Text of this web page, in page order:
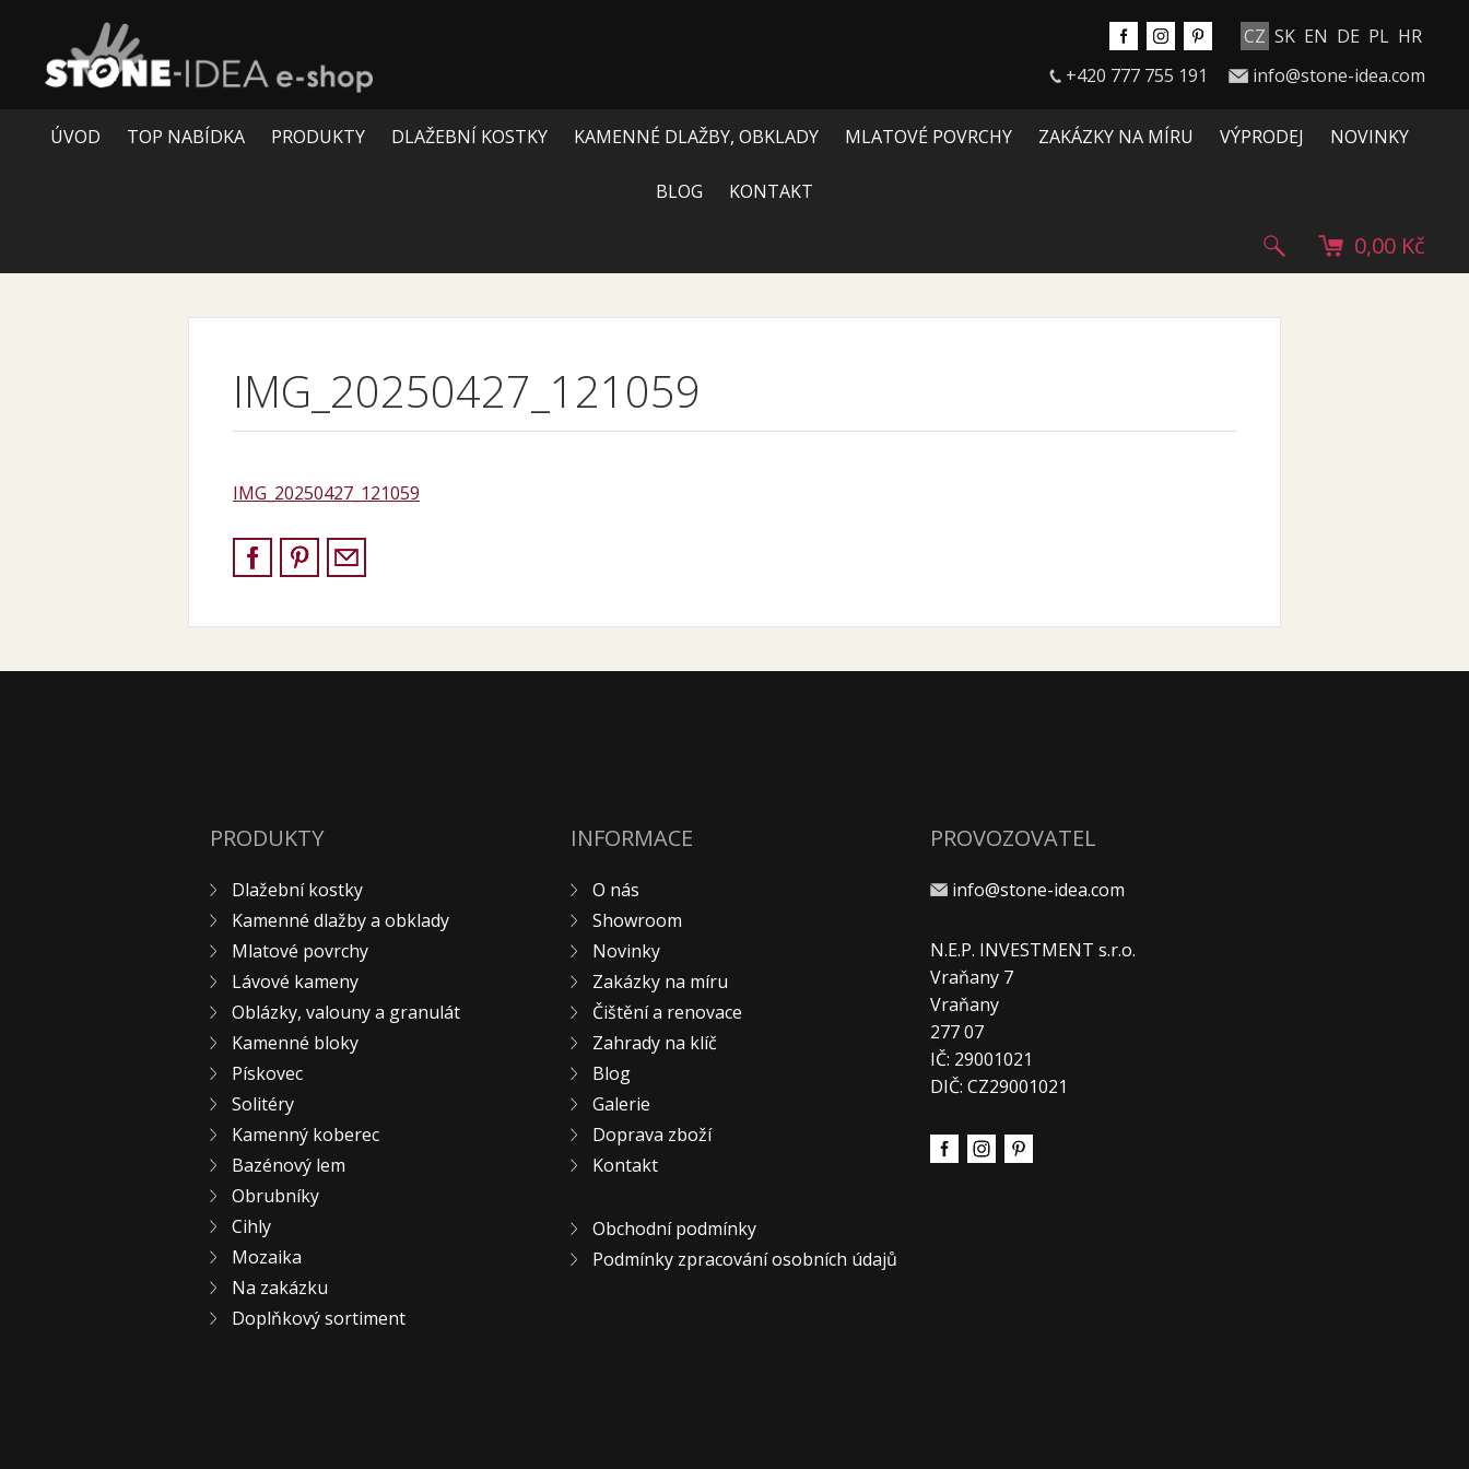
CZ SK EN DE PL HR
+420 777 755 191
info@stone-idea.com
ÚVOD TOP NABÍDKA PRODUKTY DLAŽEBNÍ KOSTKY KAMENNÉ DLAŽBY, OBKLADY MLATOVÉ POVRCHY ZAKÁZKY NA MÍRU VÝPRODEJ NOVINKY
BLOG KONTAKT
0,00 Kč
IMG_20250427_121059
IMG_20250427_121059
PRODUKTY
Dlažební kostky
Kamenné dlažby a obklady
Mlatové povrchy
Lávové kameny
Oblázky, valouny a granulát
Kamenné bloky
Pískovec
Solitéry
Kamenný koberec
Bazénový lem
Obrubníky
Cihly
Mozaika
Na zakázku
Doplňkový sortiment
INFORMACE
O nás
Showroom
Novinky
Zakázky na míru
Čištění a renovace
Zahrady na klíč
Blog
Galerie
Doprava zboží
Kontakt
Obchodní podmínky
Podmínky zpracování osobních údajů
PROVOZOVATEL
info@stone-idea.com
N.E.P. INVESTMENT s.r.o.
Vraňany 7
Vraňany
277 07
IČ: 29001021
DIČ: CZ29001021